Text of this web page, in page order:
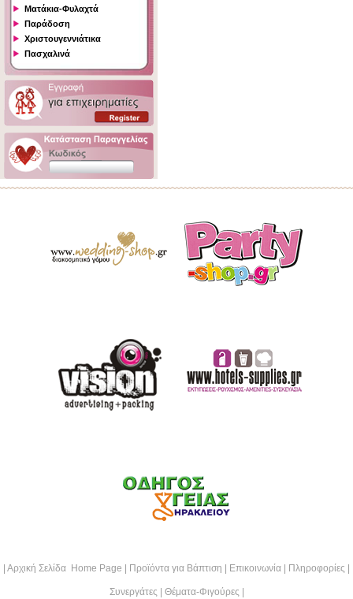
Ματάκια-Φυλαχτά
Παράδοση
Χριστουγεννιάτικα
Πασχαλινά
Αρχική Σελίδα Home Page Προϊόντα για Βάπτιση Επικοινωνία Πληροφορίες
Συνεργάτες Θέματα-Φιγούρες